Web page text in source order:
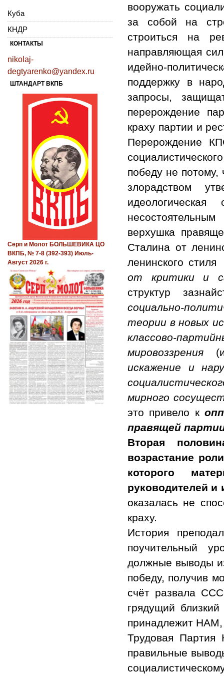
вооружать
за собой на
строиться на
направляющая
идейно-
поддержку в
запросы,
перерождение
краху партии и
Перерождение
победу не потому,
злорадством
верхушка
Сталина от
ленинского
от критики и
структур
социально-
теории в новых
классово-
мировоззрения
искажение и
мирного
это привело к
правящей
Вторая
возрастание
которого
руководителей и
оказалась не
краху.
История
поучительный
должные выводы
победу, получив
счёт развала
грядущий
принадлежит НАМ,
Трудовая
правильные
Куба
КНДР
КОНТАКТЫ
nikolaj-
degtyarenko@yandex.ru
ШТАНДАРТ ВКПБ
Серп и Молот БОЛЬШЕВИКА ЦО
ВКПБ, № 7-8 (392-393) Июль-
Август 2026 г.